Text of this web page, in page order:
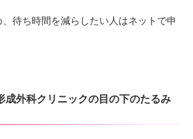
待ち時間を減らしたい人はネットで申
成外科クリニックの目の下のたるみ